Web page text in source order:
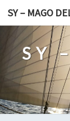
content
SY – MAGO
SY